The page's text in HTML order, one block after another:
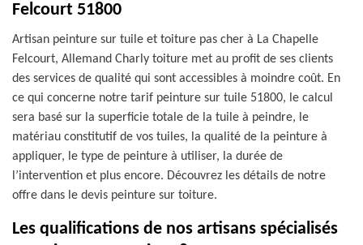
Felcourt 51800
Artisan peinture sur tuile et toiture pas cher à La Chapelle
Felcourt, Allemand Charly toiture met au profit de ses clients
des services de qualité qui sont accessibles à moindre coût. En
ce qui concerne notre tarif peinture sur tuile 51800, le calcul
sera basé sur la superficie totale de la tuile à peindre, le
matériau constitutif de vos tuiles, la qualité de la peinture à
appliquer, le type de peinture à utiliser, la durée de
l’intervention et plus encore. Découvrez les détails de notre
offre dans le devis peinture sur toiture.
Les qualifications de nos artisans spécialisés